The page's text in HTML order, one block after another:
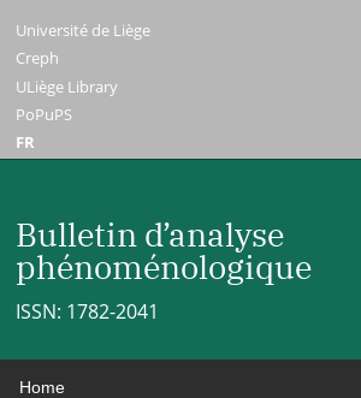
Université de Liège
Creph
ULiège Library
PoPuPS
FR
Bulletin d’analyse
phénoménologique
ISSN: 1782-2041
Home